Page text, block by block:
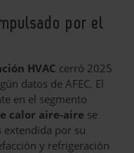
por el
HVAC cerró 2025
datos de AFEC. El
en el segmento
calor aire-aire se
extendida por su
y refrigeración